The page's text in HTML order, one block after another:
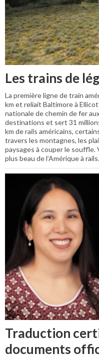
Les trains de
La première ligne de train
km et reliait Baltimore à
nationale de chemin de fer
destinations et sert 31
km de rails américains,
travers les montagnes, les
paysages à couper le souffle.
plus beau de l’Amérique à rails.
Traduction
documents